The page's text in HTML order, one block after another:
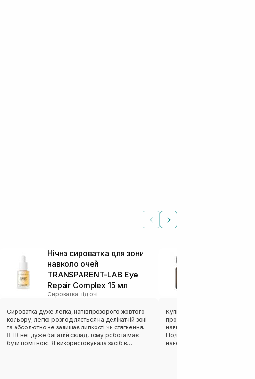
Нічна сироватка для зони
навколо очей
TRANSPARENT-LAB Eye
Repair Complex 15 мл
Сироватка під очі
Сироватка дуже легка, напівпрозорого жовтого
кольору, легко розподіляється на делікатній зоні
та абсолютно не залишає липкості чи стягнення.
❤️‍🔥 В неї дуже багатий склад, тому робота має
бути помітною. Я використовувала засіб в
Купила з рекомендацій
проблемки з синячками,
навколо шкіри очей, шкіра
Подобається відчуття
нанесення, приємний аромат